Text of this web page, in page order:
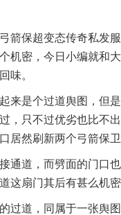
箭保超变态传奇私发
机密，今日小编就和
味。
来是个过道舆图，但
，只不过优劣也比不
居然刷新两个弓箭保
通道，而劈面的门口
这扇门其后有甚么机
过道，同属于一张舆